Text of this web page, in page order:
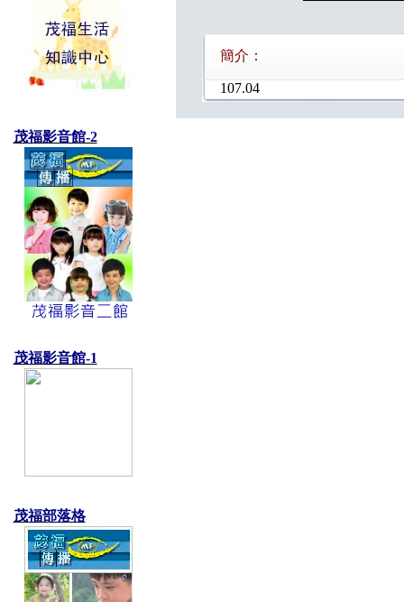
茂福影音館-2
茂福影音館-1
茂福部落格
簡介：
107.04